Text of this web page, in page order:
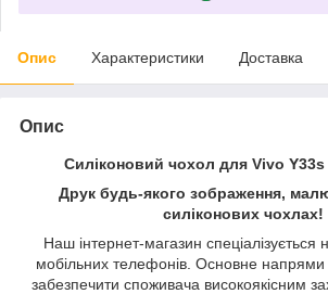
Опис Характеристики Доставка
Опис
Силіконовий чохол для Vivo
Друк будь-якого зображення,
силіконових чохлах!
Наш інтернет-магазин спеціалізується
мобільних телефонів. Основне
забезпечити споживача високоякісним